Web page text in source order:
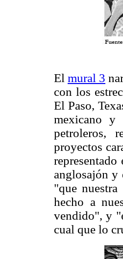
El mural 3
con los
El Paso,
mexicano y
petroleros,
proyectos
anglosajón y
"que
hecho a
vendido", y
cual que lo